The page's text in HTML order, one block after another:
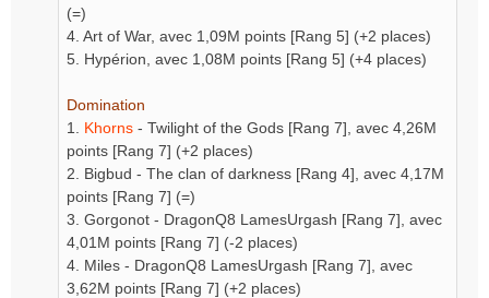
(=)
4. Art of War, avec 1,09M points [Rang 5] (+2 places)
5. Hypérion, avec 1,08M points [Rang 5] (+4 places)
Domination
1. Khorns - Twilight of the Gods [Rang 7], avec 4,26M
points [Rang 7] (+2 places)
2. Bigbud - The clan of darkness [Rang 4], avec 4,17M
points [Rang 7] (=)
3. Gorgonot - DragonQ8 LamesUrgash [Rang 7], avec
4,01M points [Rang 7] (-2 places)
4. Miles - DragonQ8 LamesUrgash [Rang 7], avec
3,62M points [Rang 7] (+2 places)